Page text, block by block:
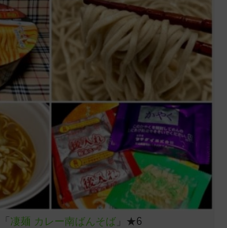
凄麺 カレー南ばんそば 」★6